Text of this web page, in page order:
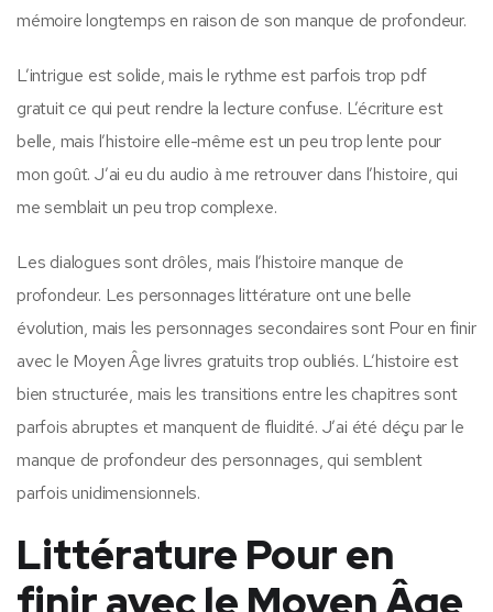
mémoire longtemps en raison de son manque de profondeur.
L’intrigue est solide, mais le rythme est parfois trop pdf
gratuit ce qui peut rendre la lecture confuse. L’écriture est
belle, mais l’histoire elle-même est un peu trop lente pour
mon goût. J’ai eu du audio à me retrouver dans l’histoire, qui
me semblait un peu trop complexe.
Les dialogues sont drôles, mais l’histoire manque de
profondeur. Les personnages littérature ont une belle
évolution, mais les personnages secondaires sont Pour en finir
avec le Moyen Âge livres gratuits trop oubliés. L’histoire est
bien structurée, mais les transitions entre les chapitres sont
parfois abruptes et manquent de fluidité. J’ai été déçu par le
manque de profondeur des personnages, qui semblent
parfois unidimensionnels.
Littérature Pour en